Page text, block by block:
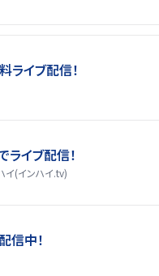
イブ配信！
イブ配信！
イ(インハイ.tv)
信中！